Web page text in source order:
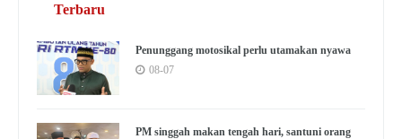
Terbaru
Penunggang motosikal perlu utamakan nyawa
08-07
PM singgah makan tengah hari, santuni orang